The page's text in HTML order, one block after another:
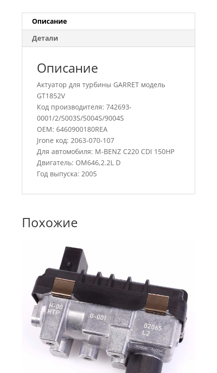
Описание
Детали
Описание
Актуатор для турбины GARRET модель
GT1852V
Код производителя: 742693-
0001/2/5003S/5004S/9004S
OEM: 6460900180REA
Jrone код: 2063-070-107
Для автомобиля: M-BENZ C220 CDI 150HP
Двигатель: OM646,2.2L D
Год выпуска: 2005
Похожие